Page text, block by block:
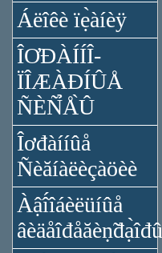
Áëîêè ïẹ̀àíèÿ
ÎƠĐÀÍÍÎ-
ÏÎÆÀĐÍÛÅ
ÑÈÑ̉Å̀Û
Îơđàííûå
Ñèăíàëèçàöèè
Àậî́îáèëüíûå
âèäåîđåăèṇ̃đạ̀îđû